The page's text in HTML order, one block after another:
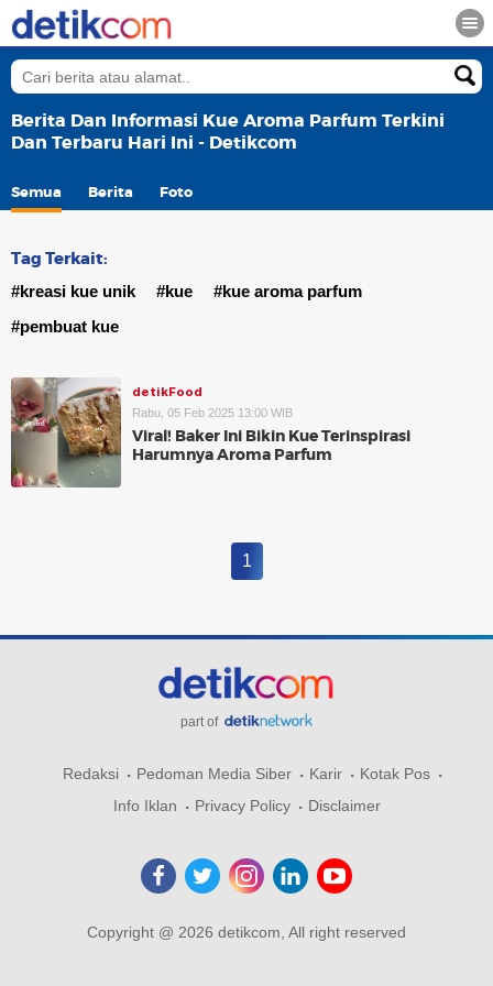
Berita Dan Informasi Kue Aroma Parfum Terkini
Dan Terbaru Hari Ini - Detikcom
Semua Berita Foto
Tag Terkait:
#kreasi kue unik #kue
#kue aroma parfum
#pembuat kue
detikFood
Rabu, 05 Feb 2025 13:00 WIB
Viral! Baker Ini Bikin Kue Terinspirasi
Harumnya Aroma Parfum
1
part of
Redaksi Pedoman Media Siber Karir
Kotak Pos
Info Iklan
Privacy Policy Disclaimer
Copyright @ 2026 detikcom, All right reserved